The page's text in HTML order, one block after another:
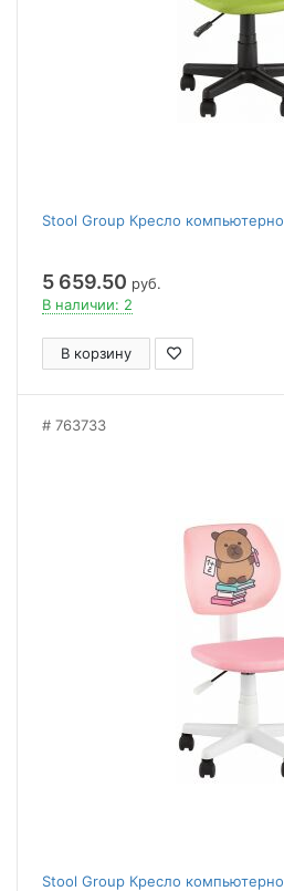
Stool Group Кресло
5 659.50 руб.
В наличии: 2
В корзину
763733
Stool Group Кресло